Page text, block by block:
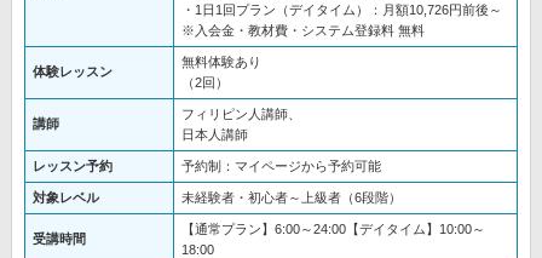
・1日1回プラン（デイタイム）：月額10,726円前後～
※入会金・教材費・システム登録料 無料
体験レッスン
無料体験あり
（2回）
講師
フィリピン人講師、
日本人講師
レッスン予約 予約制：マイページから予約可能
対象レベル 未経験者・初心者～上級者（6段階）
受講時間
【通常プラン】6:00～24:00【デイタイム】10:00～
18:00